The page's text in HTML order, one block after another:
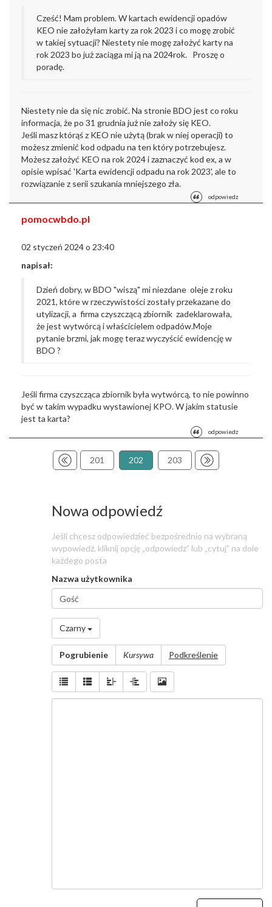
Cześć! Mam problem. W kartach ewidencji opadów
KEO nie założyłam karty za rok 2023 i co mogę zrobić
w takiej sytuacji? Niestety nie mogę założyć karty na
rok 2023 bo już zaciąga mi ją na 2024rok. Proszę o
poradę.
Niestety nie da się nic zrobić. Na stronie BDO jest co roku
informacja, że po 31 grudnia już nie założy się KEO.
Jeśli masz którąś z KEO nie użytą (brak w niej operacji) to
możesz zmienić kod odpadu na ten który potrzebujesz.
Możesz założyć KEO na rok 2024 i zaznaczyć kod ex, a w
opisie wpisać 'Karta ewidencji odpadu na rok 2023', ale to
rozwiązanie z serii szukania mniejszego zła.
odpowiedz
pomocwbdo.pl
02 styczeń 2024 o 23:40
napisał:
Dzień dobry, w BDO "wiszą" mi niezdane oleje z roku
2021, które w rzeczywistości zostały przekazane do
utylizacji, a firma czyszczącą zbiornik zadeklarowała,
że jest wytwórcą i właścicielem odpadów.Moje
pytanie brzmi, jak mogę teraz wyczyścić ewidencję w
BDO ?
Jeśli firma czyszcząca zbiornik była wytwórcą, to nie powinno
być w takim wypadku wystawionej KPO. W jakim statusie
jest ta karta?
odpowiedz
201 202 203
Nowa odpowiedź
Jeśli chcesz odpowiedzieć bezpośrednio na wybraną
wypowiedź, kliknij opcję „odpowiedz” lub „cytuj” na dole
każdego posta
Nazwa użytkownika
Nazwa
użytkownika
*
Wiadomość
Czarny
Pogrubienie Kursywa Podkreślenie